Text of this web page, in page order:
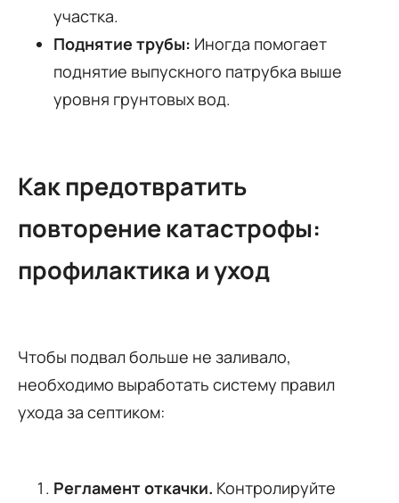
участка.
Поднятие трубы: Иногда помогает
поднятие выпускного патрубка выше
уровня грунтовых вод.
Как предотвратить
повторение катастрофы:
профилактика и уход
Чтобы подвал больше не заливало,
необходимо выработать систему правил
ухода за септиком:
Регламент откачки. Контролируйте